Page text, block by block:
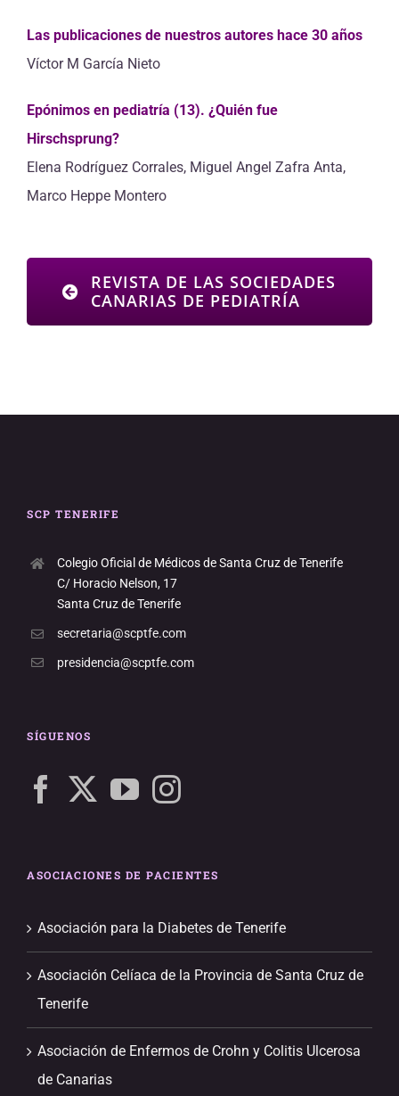
Las publicaciones de nuestros autores hace 30 años
Víctor M García Nieto
Epónimos en pediatría (13). ¿Quién fue
Hirschsprung?
Elena Rodríguez Corrales, Miguel Angel Zafra Anta,
Marco Heppe Montero
REVISTA DE LAS SOCIEDADES
CANARIAS DE PEDIATRÍA
SCP TENERIFE
Colegio Oficial de Médicos de Santa Cruz de Tenerife
C/ Horacio Nelson, 17
Santa Cruz de Tenerife
secretaria@scptfe.com
presidencia@scptfe.com
SÍGUENOS
ASOCIACIONES DE PACIENTES
Asociación para la Diabetes de Tenerife
Asociación Celíaca de la Provincia de Santa Cruz de
Tenerife
Asociación de Enfermos de Crohn y Colitis Ulcerosa
de Canarias